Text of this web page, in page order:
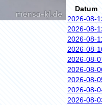
Datum
2026-08-
2026-08-
2026-08-
2026-08-
2026-08-
2026-08-
2026-08-
2026-08-
2026-08-